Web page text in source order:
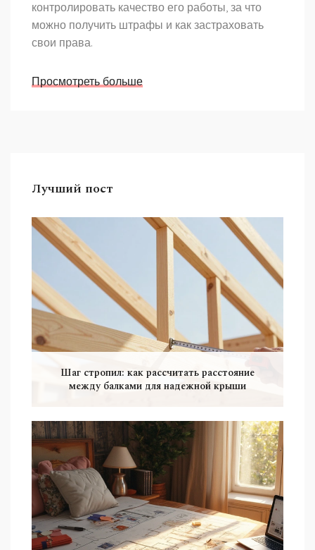
контролировать качество его работы, за что
можно получить штрафы и как застраховать
свои права.
Просмотреть больше
Лучший пост
Шаг стропил: как рассчитать расстояние
между балками для надежной крыши